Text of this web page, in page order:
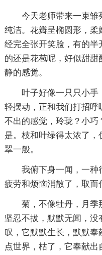
今天老师带来一束雏
纯洁。花瓣呈椭圆形，
经完全张开笑脸，有的
的还是花苞呢，好似甜
静的感觉。
叶子好像一只只小手
轻摆动，正和我们打招
不出的感觉，玲珑？小
是。枝和叶绿得太浓了
翠一般。
我俯下身一闻，一种
疲劳和烦恼消散了，取而
菊，不像牡丹，月季
坚忍不拔，默默无闻，
叹，它默默生长，默默
点世界，枯了，它奉献